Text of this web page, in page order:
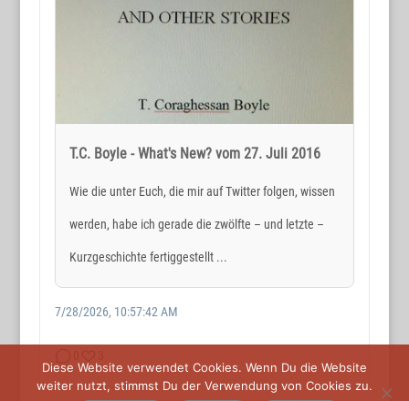
T.C. Boyle - What's New? vom 27. Juli 2016
Wie die unter Euch, die mir auf Twitter folgen, wissen
werden, habe ich gerade die zwölfte – und letzte –
Kurzgeschichte fertiggestellt ...
7/28/2026, 10:57:42 AM
Holger Reichard
SOCIAL MEDIA
Diese Website verwendet Cookies. Wenn Du die Website
weiter nutzt, stimmst Du der Verwendung von Cookies zu.